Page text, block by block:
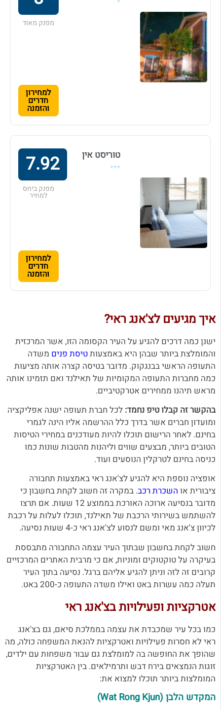
מפנק מאוד
למחירון
חדרים
והזמנה
טוריסט אין
⭐⭐⭐
7.92
מפנק ביחס
למחיר
למחירון
חדרים
והזמנה
איך מגיעים לצ'אנג ראי?
ישנן כמה דרכים להגיע על העיר הקסומה הזו, אשר המרכזית
והמומלצת ביותר שבהן היא באמצעותטיסת פנים משדה
התעופה הראשי בבנגקוק. מדובר בטיסה קצרה אותה מציעות
כמה מחברות התעופה המקומיות של תאילנד ואם תזמינו אותה
מראש תיהנו ממחירים אטרקטיביים.
בהקשר זה קבלו טיפ נחמד: לכל חברת תעופה ישנה אפליקציה
ומועדון חברים אשר בדרך כלל ההרשמה אליו הינה לגמרי
בחינם. לאחר הרישום תוכלו להיות מעודכנים במחירי הטיסות
הטובים ביותר, מבצעים שווים וליהנות מהטבות שונות כמו
כניסה בחינם לטרקלין הנוסעים ועוד.
אופציה נוספת היא להגיע לצ'אנג ראי באמצעות תחבורה
ציבורית או השכרת רכב. במקרה זה חשוב לקחת בחשבון כי
מדובר בנסיעה ארוכה האורכת בממוצע 12 שעות. אם תרצו
להשתמש בשירותי הרכבת של תאילנד, תוכלו לעלות על רכבת
לכיוון צ'אנג מאי ומשם לנסוע לצ'אנג ראי כ-4 שעות נסיעה.
חשוב לקחת בחשבון שבתוך העיר עצמה התחבורה מתבססת
בעיקרה על טוקטוקים ומוניות, אם כי מרבית האתרים המרכזיים
קרובים זה לזה וניתן להגיע אליהם ברגל. נסיעה בתוך העיר
תעלה כמה עשרות באט ואילו משדה התעופה כ-200 באט.
אטרקציות ופעילויות בצ'אנג ראי
כמו בכל עיר שמכבדת את עצמה בממלכת סיאם, גם בצ'אנג
ראי לא חסרות פעילויות ואטרקציות להנאת המשפחה כולה, מה
שהופך את החופשה בה למומלצת גם עבור משפחות עם ילדים,
זוגות הנמצאים בירח דבש ותרמילאים. בין האטרקציות
המומלצות ביותר תוכלו למצוא את:
המקדש הלבן (Wat Rong Kjun)